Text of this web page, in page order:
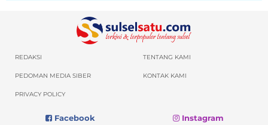
REDAKSI TENTANG KAMI
PEDOMAN MEDIA SIBER KONTAK KAMI
PRIVACY POLICY
Facebook Instagram